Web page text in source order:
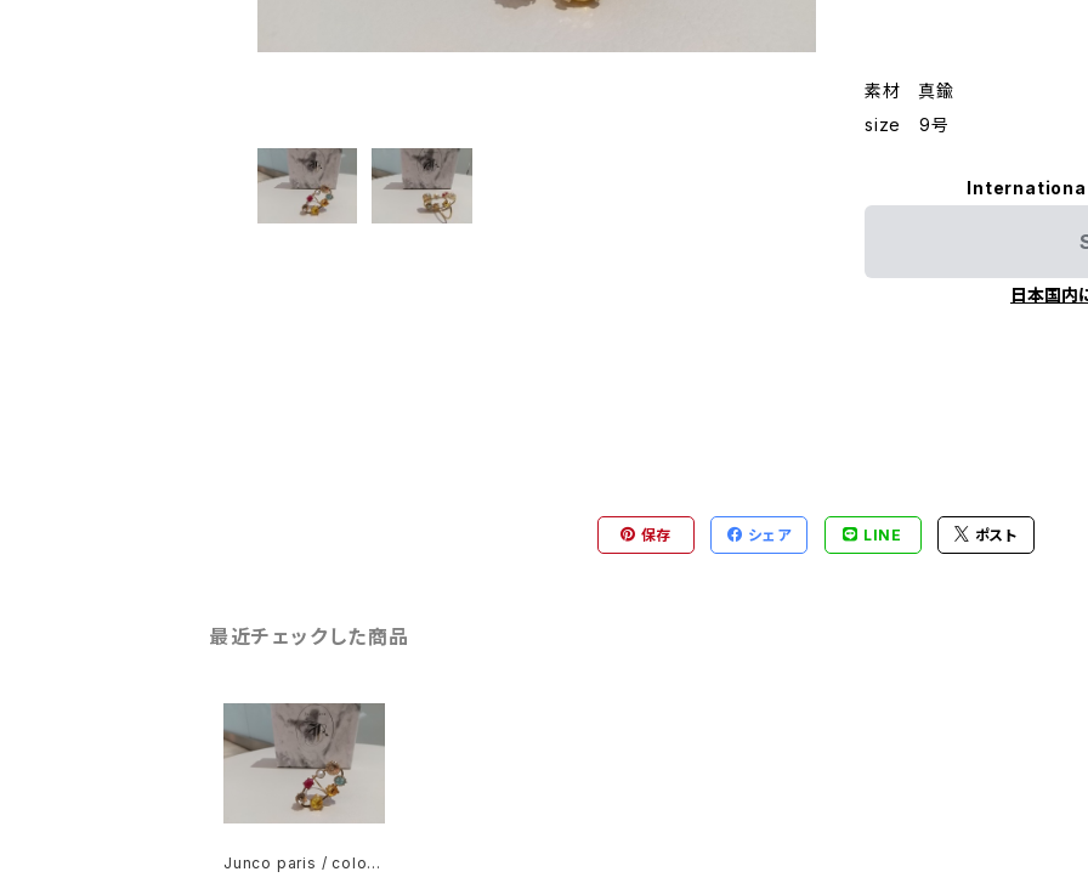
素材 真鍮
size 9号
日本国内
保存 シェア LINE ポスト
最近チェックした商品
Junco paris / colorR